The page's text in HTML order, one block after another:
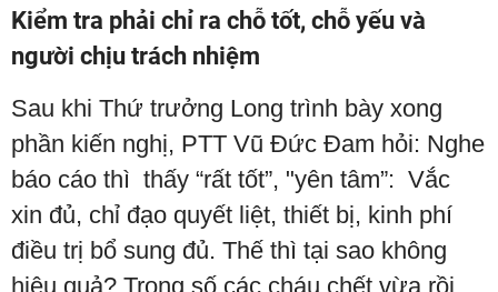
Kiểm tra phải chỉ ra chỗ tốt, chỗ yếu và
người chịu trách nhiệm
Sau khi Thứ trưởng Long trình bày xong
phần kiến nghị, PTT Vũ Đức Đam hỏi: Nghe
báo cáo thì thấy “rất tốt”, "yên tâm”: Vắc
xin đủ, chỉ đạo quyết liệt, thiết bị, kinh phí
điều trị bổ sung đủ. Thế thì tại sao không
hiệu quả? Trong số các cháu chết vừa rồi